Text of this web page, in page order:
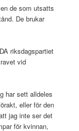
de som utsatts
De brukar
riksdagspartiet
vid
har sett alldeles
eller för den
jag inte ser det
för kvinnan,